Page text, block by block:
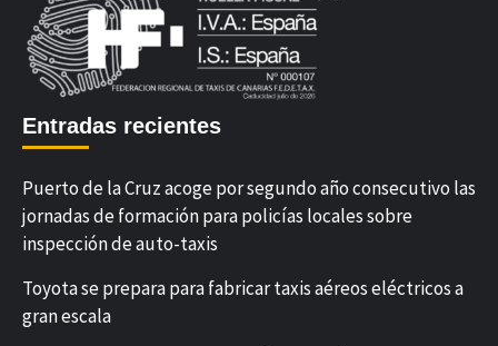
Entradas recientes
Puerto de la Cruz acoge por segundo año consecutivo las
jornadas de formación para policías locales sobre
inspección de auto-taxis
Toyota se prepara para fabricar taxis aéreos eléctricos a
gran escala